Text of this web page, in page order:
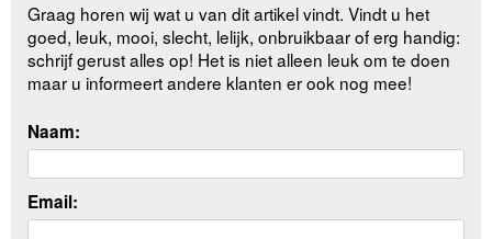
Graag horen wij wat u van dit artikel vindt. Vindt u het
goed, leuk, mooi, slecht, lelijk, onbruikbaar of erg handig:
schrijf gerust alles op! Het is niet alleen leuk om te doen
maar u informeert andere klanten er ook nog mee!
Naam:
Email: